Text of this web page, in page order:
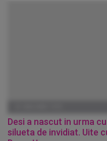
Desi a nascut in urma
silueta de invidiat. Uite